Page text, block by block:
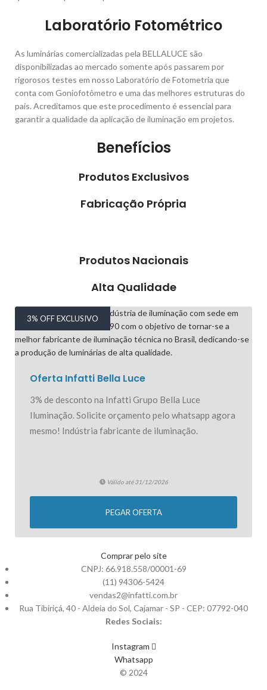
Laboratório Fotométrico
As luminárias comercializadas pela BELLALUCE são
disponibilizadas ao mercado somente após passarem por
rigorosos testes em nosso Laboratório de Fotometria que
conta com Goniofotômetro e uma das melhores estruturas do
país. Acreditamos que este procedimento é essencial para
garantir a qualidade da aplicação de iluminação em projetos.
Benefícios
Produtos Exclusivos
Fabricação Própria
Produtos Nacionais
Alta Qualidade
3% OFF EXCLUSIVO
Oferta Infatti Bella Luce
3% de desconto na Infatti Grupo Bella Luce
Iluminação. Solicite orçamento pelo whatsapp agora
mesmo! Indústria fabricante de iluminação.
Válido até 31/12/2026
PEGAR OFERTA
Comprar pelo site
CNPJ: 66.918.558/00001-69
(11) 94306-5424
vendas2@infatti.com.br
Rua Tibiriçá, 40 - Aldeia do Sol, Cajamar - SP - CEP: 07792-040
Redes Sociais:
Instagram
Whatsapp
© 2024